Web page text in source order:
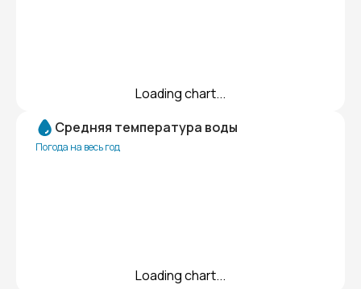
Loading chart...
Средняя температура воды
Погода на весь год
Loading chart...